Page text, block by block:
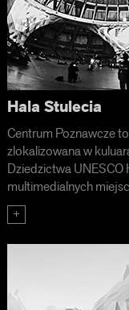
Hala Stulecia
Centrum Poznawcze
zlokalizowana w
Dziedzictwa UNESCO
multimedialnych